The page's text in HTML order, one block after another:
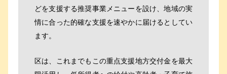
どを支援する推奨事業メニューを設け、地域の実
情に合った的確な支援を速やかに届けるとしてい
ます。
区は、これまでもこの重点支援地方交付金を最大